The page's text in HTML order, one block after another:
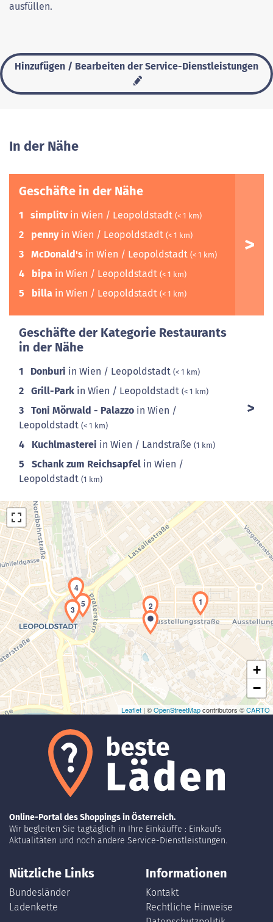
ausfüllen.
Hinzufügen / Bearbeiten der Service-Dienstleistungen
In der Nähe
Geschäfte in der Nähe
1 simplitvin Wien / Leopoldstadt (< 1 km)
2 pennyin Wien / Leopoldstadt (< 1 km)
3 McDonald's in Wien / Leopoldstadt (< 1 km)
4 bipa in Wien / Leopoldstadt (< 1 km)
5 billa in Wien / Leopoldstadt (< 1 km)
Geschäfte der Kategorie Restaurants
in der Nähe
1 Donburi in Wien / Leopoldstadt (< 1 km)
2 Grill-Park in Wien / Leopoldstadt (< 1 km)
3 Toni Mörwald - Palazzo in Wien /
Leopoldstadt (< 1 km)
4 Kuchlmasterei in Wien / Landstraße (1 km)
5 Schank zum Reichsapfel in Wien /
Leopoldstadt (1 km)
Laden der Karte... 1
2
3
4
5
+
−
Leaflet | ©OpenStreetMapcontributors ©CARTO
Online-Portal des Shoppings in Österreich.
Wir begleiten Sie tagtäglich in Ihre Einkäuffe : Einkaufs
Aktualitäten und noch andere Service-Dienstleistungen.
Nützliche Links
Bundesländer
Ladenkette
Informationen
Kontakt
Rechtliche Hinweise